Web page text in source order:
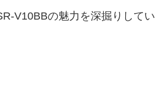
V10BBの魅力を深掘りしてい